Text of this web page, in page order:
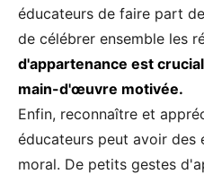
éducateurs de faire part
de célébrer ensemble les
d'appartenance est
main-d'œuvre motivée.
Enfin, reconnaître et
éducateurs peut avoir
moral. De petits gestes